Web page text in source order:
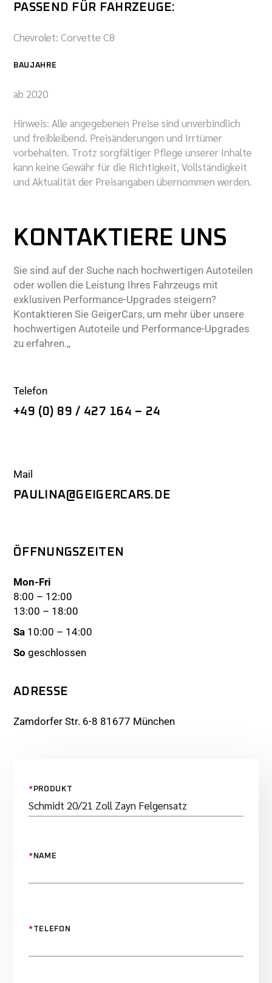
PASSEND FÜR FAHRZEUGE:
Chevrolet: Corvette C8
BAUJAHRE
ab 2020
Hinweis: Alle angegebenen Preise sind unverbindlich
und freibleibend. Preisänderungen und Irrtümer
vorbehalten. Trotz sorgfältiger Pflege unserer Inhalte
kann keine Gewähr für die Richtigkeit, Vollständigkeit
und Aktualität der Preisangaben übernommen werden.
KONTAKTIERE UNS
Sie sind auf der Suche nach hochwertigen Autoteilen
oder wollen die Leistung Ihres Fahrzeugs mit
exklusiven Performance-Upgrades steigern?
Kontaktieren Sie GeigerCars, um mehr über unsere
hochwertigen Autoteile und Performance-Upgrades
zu erfahren.,,
Telefon
+49 (0) 89 / 427 164 – 24
Mail
PAULINA@GEIGERCARS.DE
ÖFFNUNGSZEITEN
Mon-Fri
8:00 – 12:00
13:00 – 18:00
Sa 10:00 – 14:00
So geschlossen
ADRESSE
Zamdorfer Str. 6-8 81677 München
* PRODUKT
* NAME
*TELEFON